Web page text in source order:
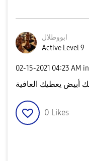
ابووطلال
Active Level 9
‎02-15-2021 04:23 AM in
0 Likes